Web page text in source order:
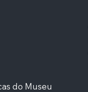
do Museu